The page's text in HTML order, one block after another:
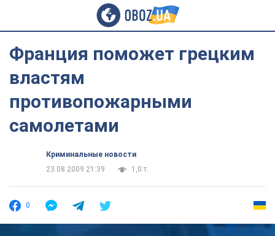
Франция поможет грецким
властям
противопожарными
самолетами
Криминальные новости
23.08.2009 21:39
1,0 т.
0